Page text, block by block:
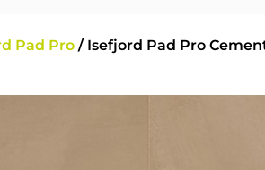
Pad Pro / Isefjord Pad Pro